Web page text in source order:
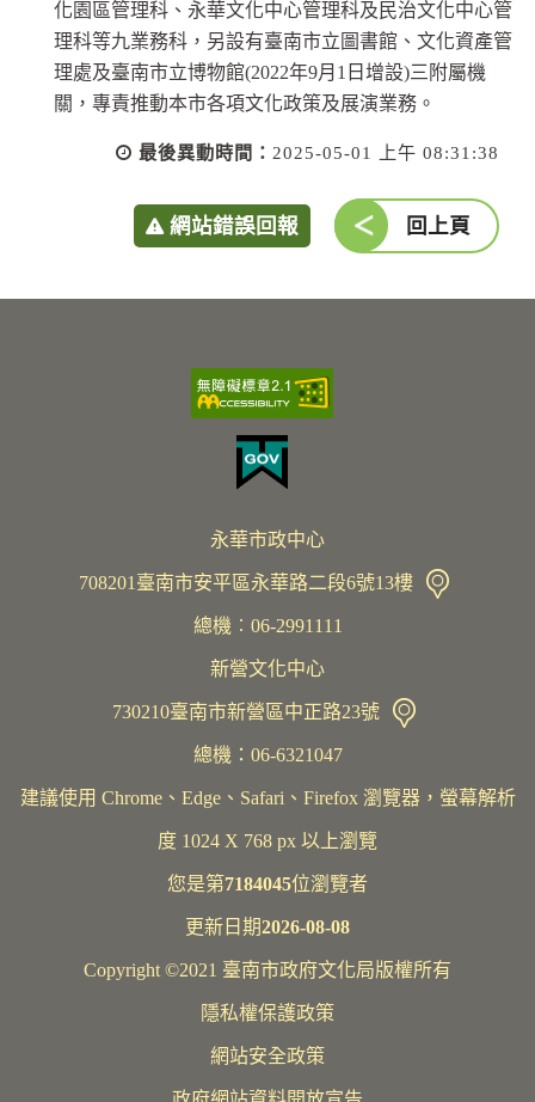
化園區管理科、永華文化中心管理科及民治文化中心管
理科等九業務科，另設有臺南市立圖書館、文化資產管
理處及臺南市立博物館(2022年9月1日增設)三附屬機
關，專責推動本市各項文化政策及展演業務。
最後異動時間： 2025-05-01 上午 08:31:38
網站錯誤回報 回上頁
永華市政中心
708201臺南市安平區永華路二段6號13樓
總機︰06-2991111
新營文化中心
730210臺南市新營區中正路23號
總機：06-6321047
建議使用 Chrome、Edge、Safari、Firefox 瀏覽器，螢幕解析
度 1024 X 768 px 以上瀏覽
您是第7184045位瀏覽者
更新日期2026-08-08
Copyright ©2021 臺南市政府文化局版權所有
隱私權保護政策
網站安全政策